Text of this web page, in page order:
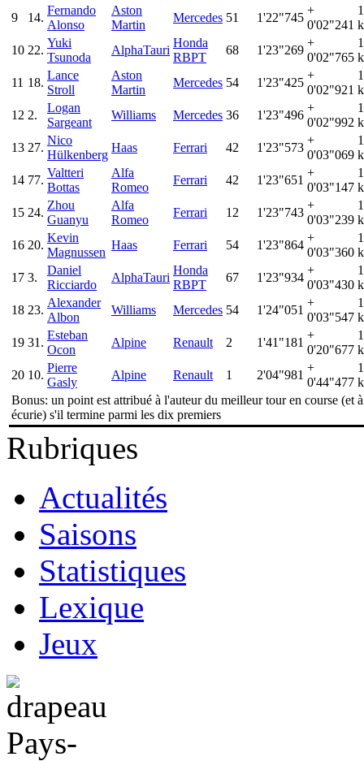
9
14.
Fernando
Alonso
Aston
Martin
Mercedes 51 1'22"745
+
0'02"241
10 22.
Yuki
Tsunoda
AlphaTauri
Honda
RBPT
68 1'23"269
+
0'02"765
11 18.
Lance
Stroll
Aston
Martin
Mercedes 54 1'23"425
+
0'02"921
12 2.
Logan
Sargeant
Williams Mercedes 36 1'23"496
+
0'02"992
13 27.
Nico
Hülkenberg
Haas Ferrari 42 1'23"573
+
0'03"069
14 77.
Valtteri
Bottas
Alfa
Romeo
Ferrari 42 1'23"651
+
0'03"147
15 24.
Zhou
Guanyu
Alfa
Romeo
Ferrari 12 1'23"743
+
0'03"239
16 20.
Kevin
Magnussen
Haas Ferrari 54 1'23"864
+
0'03"360
17 3.
Daniel
Ricciardo
AlphaTauri
Honda
RBPT
67 1'23"934
+
0'03"430
18 23.
Alexander
Albon
Williams Mercedes 54 1'24"051
+
0'03"547
19 31.
Esteban
Ocon
Alpine Renault 2 1'41"181
+
0'20"677
20 10.
Pierre
Gasly
Alpine Renault 1 2'04"981
+
0'44"477
Bonus: un point est attribué à l'auteur du meilleur tour en course (et
écurie) s'il termine parmi les dix premiers
Rubriques
Actualités
Saisons
Statistiques
Lexique
Jeux